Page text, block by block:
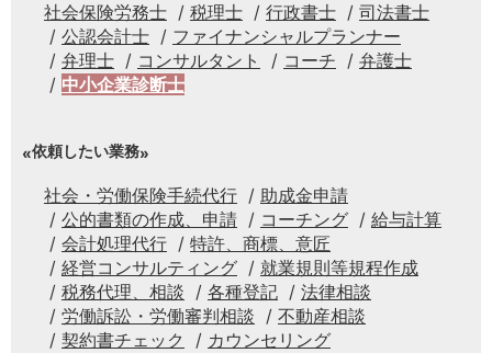
社会保険労務士 税理士 行政書士
司法書士
公認会計士
ファイナンシャルプランナー
弁理士
コンサルタント コーチ
弁護士
中小企業診断士
依頼したい業務
社会・労働保険手続代行
助成金申請
公的書類の作成、申請
コーチング
給与計算
会計処理代行
特許、商標、意匠
経営コンサルティング
就業規則等規程作成
税務代理、相談
各種登記
法律相談
労働訴訟・労働審判相談
不動産相談
契約書チェック
カウンセリング